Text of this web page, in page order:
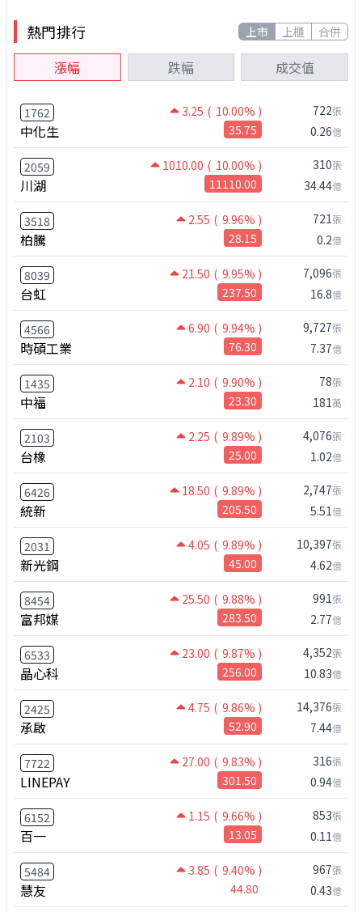
熱門排行 上市 上櫃 合併
漲幅 跌幅 成交值
1762 3.25 ( 10.00% )
中化生 35.75
722張
0.26億
2059 1010.00 ( 10.00% )
川湖 11110.00
310張
34.44億
3518 2.55 ( 9.96% )
柏騰 28.15
721張
0.2億
8039 21.50 ( 9.95% )
台虹 237.50
7,096張
16.8億
4566 6.90 ( 9.94% )
時碩工業 76.30
9,727張
7.37億
1435 2.10 ( 9.90% )
中福 23.30
78張
181萬
2103 2.25 ( 9.89% )
台橡 25.00
4,076張
1.02億
6426 18.50 ( 9.89% )
統新 205.50
2,747張
5.51億
2031 4.05 ( 9.89% )
新光鋼 45.00
10,397張
4.62億
8454 25.50 ( 9.88% )
富邦媒 283.50
991張
2.77億
6533 23.00 ( 9.87% )
晶心科 256.00
4,352張
10.83億
2425 4.75 ( 9.86% )
承啟 52.90
14,376張
7.44億
7722 27.00 ( 9.83% )
LINEPAY 301.50
316張
0.94億
6152 1.15 ( 9.66% )
百一 13.05
853張
0.11億
5484 3.85 ( 9.40% )
慧友 44.80
967張
0.43億